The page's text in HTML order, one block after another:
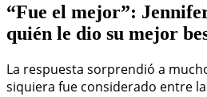
“Fue el mejor”:
quién le dio su mejor
La respuesta sorprendió a
siquiera fue considerado entre